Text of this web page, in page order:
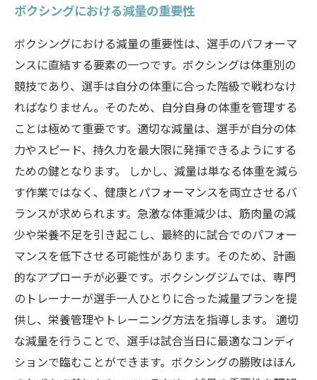
ボクシングにおける減量の重要性
ボクシングにおける減量の重要性は、選手のパフォーマ
ンスに直結する要素の一つです。ボクシングは体重別の
競技であり、選手は自分の体重に合った階級で戦わなけ
ればなりません。そのため、自分自身の体重を管理する
ことは極めて重要です。適切な減量は、選手が自分の体
力やスピード、持久力を最大限に発揮できるようにする
ための鍵となります。 しかし、減量は単なる体重を減ら
す作業ではなく、健康とパフォーマンスを両立させるバ
ランスが求められます。急激な体重減少は、筋肉量の減
少や栄養不足を引き起こし、最終的に試合でのパフォー
マンスを低下させる可能性があります。そのため、計画
的なアプローチが必要です。ボクシングジムでは、専門
のトレーナーが選手一人ひとりに合った減量プランを提
供し、栄養管理やトレーニング方法を指導します。 適切
な減量を行うことで、選手は試合当日に最適なコンディ
ションで臨むことができます。ボクシングの勝敗はほん